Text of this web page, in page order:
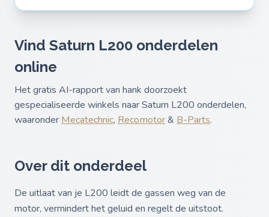
Vind Saturn L200 onderdelen
online
Het gratis AI-rapport van hank doorzoekt
gespecialiseerde winkels naar Saturn L200 onderdelen,
waaronder Mecatechnic, Recomotor& B-Parts.
Over dit onderdeel
De uitlaat van je L200 leidt de gassen weg van de
motor, vermindert het geluid en regelt de uitstoot.